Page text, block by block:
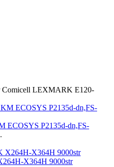
Comicell LEXMARK E120-
ECOSYS P2135d-dn,FS-
X364H 9000str